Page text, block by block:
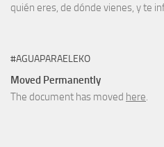
quién eres, de dónde vienes, y te
#AGUAPARAELEKO
Moved Permanently
The document has moved here